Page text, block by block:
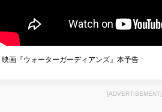
映画『ウォーターガーディアンズ』本予告
[ADVERTISEMENT]